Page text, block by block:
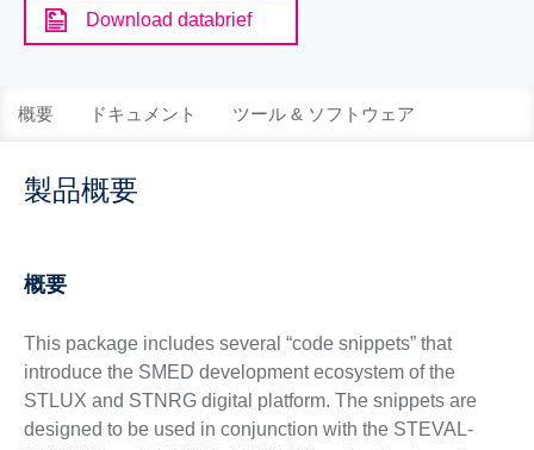
Download databrief
概要 ドキュメント ツール & ソフトウェア
製品概要
概要
This package includes several “code snippets” that
introduce the SMED development ecosystem of the
STLUX and STNRG digital platform. The snippets are
designed to be used in conjunction with the STEVAL-